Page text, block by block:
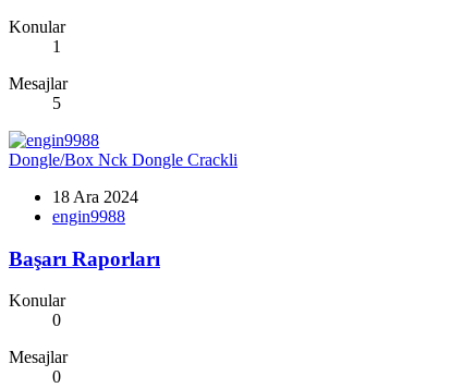
Konular
1
Mesajlar
5
Dongle/Box Nck Dongle Crackli
18 Ara 2024
engin9988
Başarı Raporları
Konular
0
Mesajlar
0